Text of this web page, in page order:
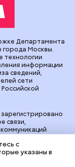
связи,
газеты
: Александр
г.Москва,
Департамента
города Москвы.
технологии
информации
сведений,
сети
с
указаны в